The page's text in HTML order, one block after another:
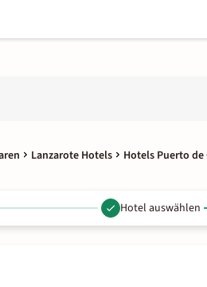
Lanzarote Hotels Hotels Puerto de
Hotel auswählen